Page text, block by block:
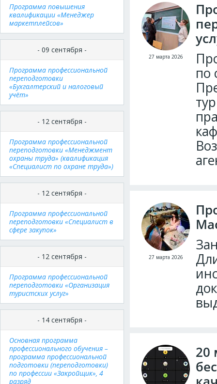
Программа повышения
квалификации «Менеджер
маркетплейсов»
- 09 сентября -
Программа профессиональной
переподготовки
«Бухгалтерский и налоговый
учёт»
- 12 сентября -
Программа профессиональной
переподготовки «Менеджмент
охраны труда» (квалификация
«Специалист по охране труда»)
- 12 сентября -
Программа профессиональной
переподготовки «Специалист в
сфере закупок»
- 12 сентября -
Программа профессиональной
переподготовки «Организация
туристских услуг»
- 14 сентября -
Основная программа
профессионального обучения –
программа профессиональной
подготовки (переподготовки)
по профессии «Закройщик», 4
разряд
по
27 марта 2026
27 марта 2026
20